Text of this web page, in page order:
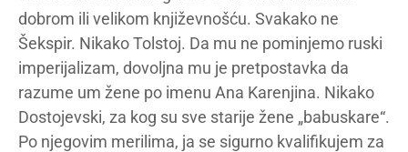
dobrom ili velikom književnošću. Svakako ne
Šekspir. Nikako Tolstoj. Da mu ne pominjemo ruski
imperijalizam, dovoljna mu je pretpostavka da
razume um žene po imenu Ana Karenjina. Nikako
Dostojevski, za kog su sve starije žene „babuskare“.
Po njegovim merilima, ja se sigurno kvalifikujem za